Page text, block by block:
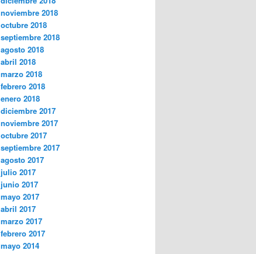
noviembre 2018
octubre 2018
septiembre 2018
agosto 2018
abril 2018
marzo 2018
febrero 2018
enero 2018
diciembre 2017
noviembre 2017
octubre 2017
septiembre 2017
agosto 2017
julio 2017
junio 2017
mayo 2017
abril 2017
marzo 2017
febrero 2017
mayo 2014